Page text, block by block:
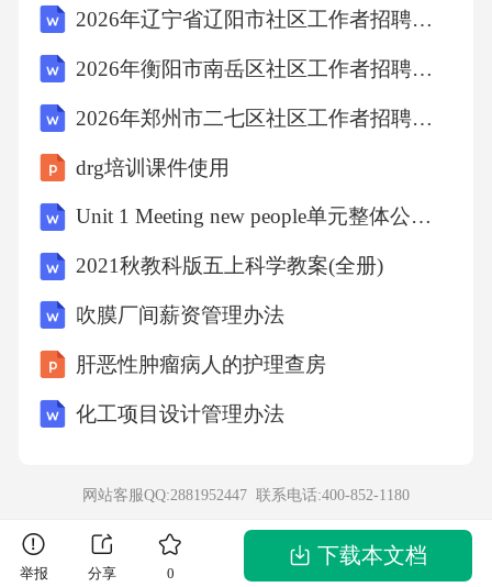
性。因此，宣传教育应重点强调食品加热的最
低温度要求，帮助居民掌握正确的食品处理方
法。A项错误，垃圾储存与食品污染无直接关
系。B项错误，垃圾分类虽属环保范畴，但与食
品中毒预防无关。D项错误，植物养护与食品卫
生无直接联系。故选C。12．在市场经济中，价
某种商品供不应求时，通常会引发以下哪种现
象？()A、生产者减少该商品的产量B、消费者
降低对该商品的需求C、该商品的价格上涨D、
政府对该商品进行限价答案：C解析：市场经济
制部分需求，最终使市场趋于平衡。A项错误，
2026年辽宁省辽阳市社区工作者招聘考试参考题库及答案解析
2026年衡阳市南岳区社区工作者招聘考试参考试题及答案解析
2026年郑州市二七区社区工作者招聘考试参考试题及答案解析
drg培训课件使用
Unit 1 Meeting new people单元整体公开课一等奖创新教学设计（共六课时）
2021秋教科版五上科学教案(全册)
吹膜厂间薪资管理办法
肝恶性肿瘤病人的护理查房
化工项目设计管理办法
网站客服QQ:2881952447 联系电话:400-852-1180
举报 分享 0
下载本文档